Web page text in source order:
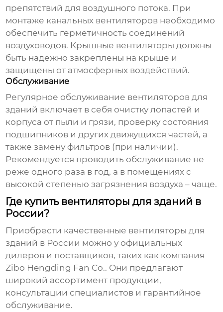
препятствий для воздушного потока. При
монтаже канальных вентиляторов необходимо
обеспечить герметичность соединений
воздуховодов. Крышные вентиляторы должны
быть надежно закреплены на крыше и
защищены от атмосферных воздействий.
Обслуживание
Регулярное обслуживание вентиляторов для
зданий включает в себя очистку лопастей и
корпуса от пыли и грязи, проверку состояния
подшипников и других движущихся частей, а
также замену фильтров (при наличии).
Рекомендуется проводить обслуживание не
реже одного раза в год, а в помещениях с
высокой степенью загрязнения воздуха – чаще.
Где купить вентиляторы для зданий в
России?
Приобрести качественные вентиляторы для
зданий в России можно у официальных
дилеров и поставщиков, таких как компания
Zibo Hengding Fan Co.. Они предлагают
широкий ассортимент продукции,
консультации специалистов и гарантийное
обслуживание.